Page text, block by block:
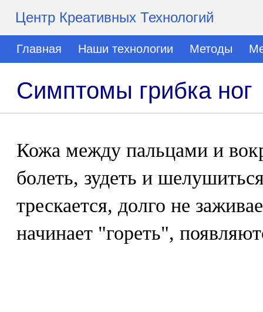
Центр Креативных Технологий
Главная Наши технологии Методы
Симптомы грибка ног
Кожа между пальцами и
болеть, зудеть и
трескается, долго не
начинает "гореть",